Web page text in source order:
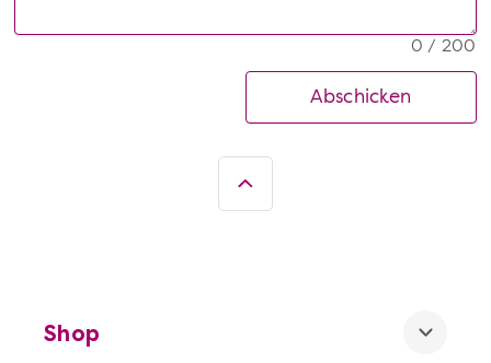
0 / 200
Abschicken
Shop